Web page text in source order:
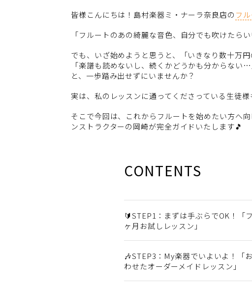
皆様こんにちは！島村楽器ミ・ナーラ奈良店の フ
「フルートのあの綺麗な音色、自分でも吹けた
でも、いざ始めようと思うと、「いきなり数十万
「楽譜も読めないし、続くかどうかも分からない…
と、一歩踏み出せずにいませんか？
実は、私のレッスンに通ってくださっている生徒
そこで今回は、これからフルートを始めたい方へ
ンストラクターの岡崎が完全ガイドいたします🎵
CONTENTS
🔰STEP1：まずは手ぶらでOK！「
ヶ月お試しレッスン」
🎶STEP3：My楽器でいよいよ！「
わせたオーダーメイドレッスン」